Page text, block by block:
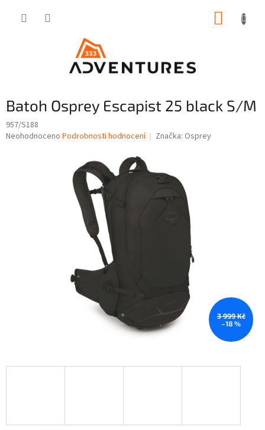
Batoh Osprey Escapist 25 black S/M
957/S188
Průměrné
Neohodnoceno Podrobnosti hodnocení Značka: Osprey
3 999 Kč
–18 %